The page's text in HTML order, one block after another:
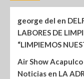
george del en
LABORES DE
“LIMPIEMOS
Air Show
Noticias en LA